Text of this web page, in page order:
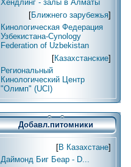
Хендлинг - залы в Алматы
[Ближнего зарубежья]
Кинологическая Федерация
Узбекистана-Cynology
Federation of Uzbekistan
[Казахстанские]
Региональный
Кинологический Центр
"Олимп" (UCI)
Добавл.питомники
[В Казахстане]
Даймонд Биг Беар - D...